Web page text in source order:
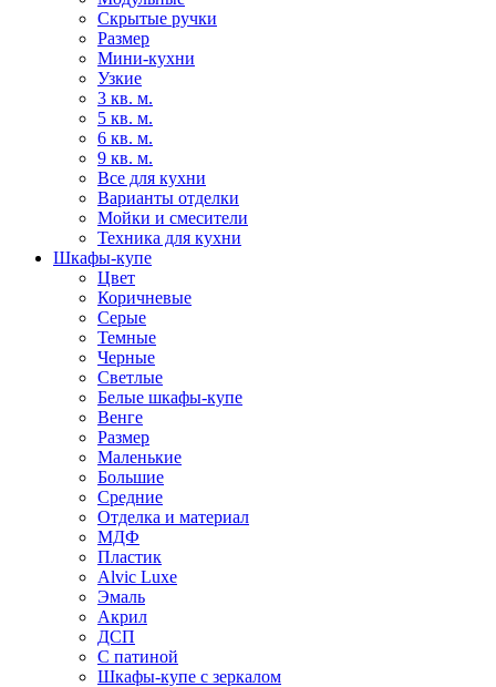
Скрытые ручки
Размер
Мини-кухни
Узкие
3 кв. м.
5 кв. м.
6 кв. м.
9 кв. м.
Все для кухни
Варианты отделки
Мойки и смесители
Техника для кухни
Шкафы-купе
Цвет
Коричневые
Серые
Темные
Черные
Светлые
Белые шкафы-купе
Венге
Размер
Маленькие
Большие
Средние
Отделка и материал
МДФ
Пластик
Alvic Luxe
Эмаль
Акрил
ДСП
С патиной
Шкафы-купе с зеркалом